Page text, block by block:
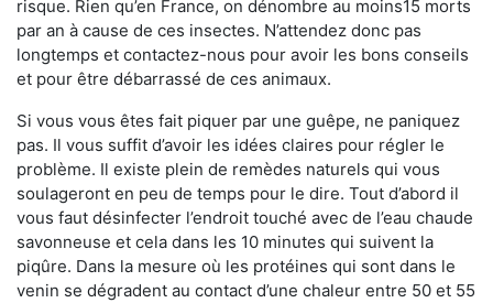
risque. Rien qu’en France, on dénombre au moins15 morts
par an à cause de ces insectes. N’attendez donc pas
longtemps et contactez-nous pour avoir les bons conseils
et pour être débarrassé de ces animaux.
Si vous vous êtes fait piquer par une guêpe, ne paniquez
pas. Il vous suffit d’avoir les idées claires pour régler le
problème. Il existe plein de remèdes naturels qui vous
soulageront en peu de temps pour le dire. Tout d’abord il
vous faut désinfecter l’endroit touché avec de l’eau chaude
savonneuse et cela dans les 10 minutes qui suivent la
piqûre. Dans la mesure où les protéines qui sont dans le
venin se dégradent au contact d’une chaleur entre 50 et 55